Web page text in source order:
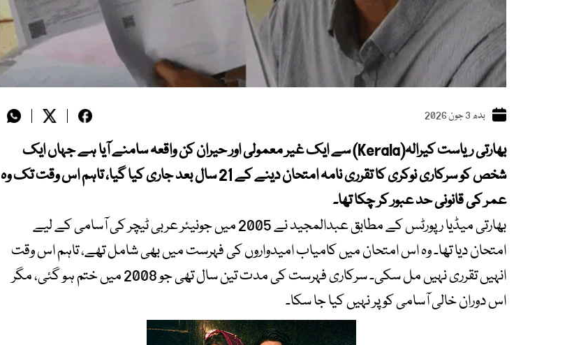
بدھ 3 جون 2026
بھارتی ریاست کیرالہ(Kerala) سے ایک غیر معمولی اور حیران کن واقعہ سامنے آیا ہے جہاں ایک
شخص کو سرکاری نوکری کا تقرری نامہ امتحان دینے کے 21 سال بعد جاری کیا گیا، تاہم اس وقت تک وہ
عمر کی قانونی حد عبور کر چکا تھا۔
بھارتی میڈیا رپورٹس کے مطابق عبدالمجید نے 2005 میں جونیئر عربی ٹیچر کی آسامی کے لیے
امتحان دیا تھا۔ وہ اس امتحان میں کامیاب امیدواروں کی فہرست میں بھی شامل تھے، تاہم اس وقت
انہیں تقرری نہیں مل سکی۔ سرکاری فہرست کی مدت تین سال تھی جو 2008 میں ختم ہو گئی، مگر
اس دوران خالی آسامی کو پر نہیں کیا جا سکا۔